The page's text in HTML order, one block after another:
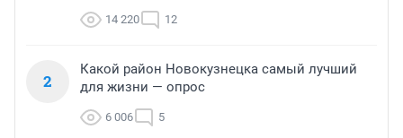
14 220 12
2
Какой район Новокузнецка самый лучший
для жизни — опрос
6 006 5